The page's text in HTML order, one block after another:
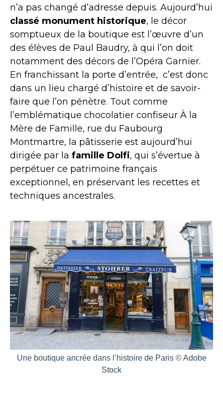
n’a pas changé d’adresse depuis. Aujourd’hui
classé monument historique, le décor
somptueux de la boutique est l’œuvre d’un
des élèves de Paul Baudry, à qui l’on doit
notamment des décors de l’Opéra Garnier.
En franchissant la porte d’entrée, c’est donc
dans un lieu chargé d’histoire et de savoir-
faire que l’on pénètre. Tout comme
l’emblématique chocolatier confiseur À la
Mère de Famille, rue du Faubourg
Montmartre, la pâtisserie est aujourd’hui
dirigée par la famille Dolfi, qui s’évertue à
perpétuer ce patrimoine français
exceptionnel, en préservant les recettes et
techniques ancestrales.
Une boutique ancrée dans l’histoire de Paris © Adobe
Stock